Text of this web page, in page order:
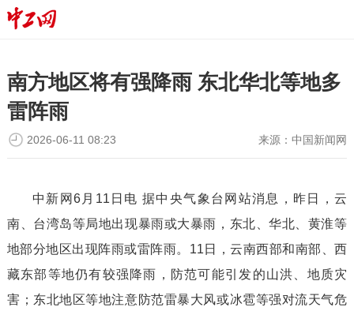
南方地区将有强降雨 东北华北等地多
雷阵雨
来源：中国新闻网
2026-06-11 08:23
中新网6月11日电 据中央气象台网站消息，昨日，云
南、台湾岛等局地出现暴雨或大暴雨，东北、华北、黄淮等
地部分地区出现阵雨或雷阵雨。11日，云南西部和南部、西
藏东部等地仍有较强降雨，防范可能引发的山洪、地质灾
害；东北地区等地注意防范雷暴大风或冰雹等强对流天气危